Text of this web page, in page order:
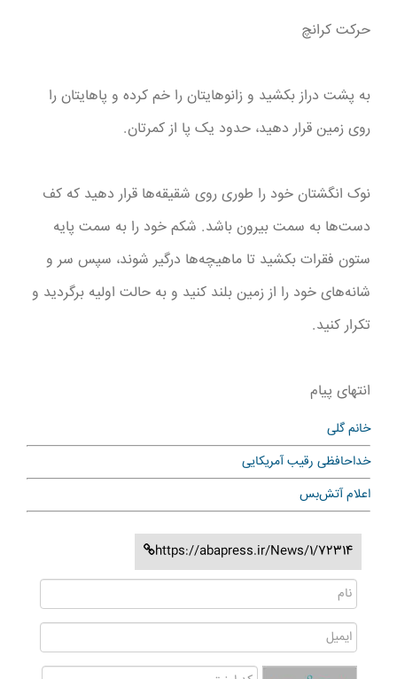
حرکت کرانچ
به پشت دراز بکشید و زانوهایتان را خم کرده و پاهایتان را
روی زمین قرار دهید، حدود یک پا از کمرتان.
نوک انگشتان خود را طوری روی شقیقه‌ها قرار دهید که کف
دست‌ها به سمت بیرون باشد. شکم خود را به سمت پایه
ستون فقرات بکشید تا ماهیچه‌ها درگیر شوند، سپس سر و
شانه‌های خود را از زمین بلند کنید و به حالت اولیه برگردید و
تکرار کنید.
انتهای پیام
خانم گلی
خداحافظی رقیب آمریکایی
اعلام آتش‌بس
https://abapress.ir/News/1/72314